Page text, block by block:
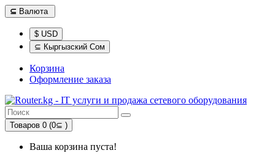
⊆ Валюта
$ USD
⊆ Кыргызский Сом
Корзина
Оформление заказа
Товаров 0 (0⊆ )
Ваша корзина пуста!